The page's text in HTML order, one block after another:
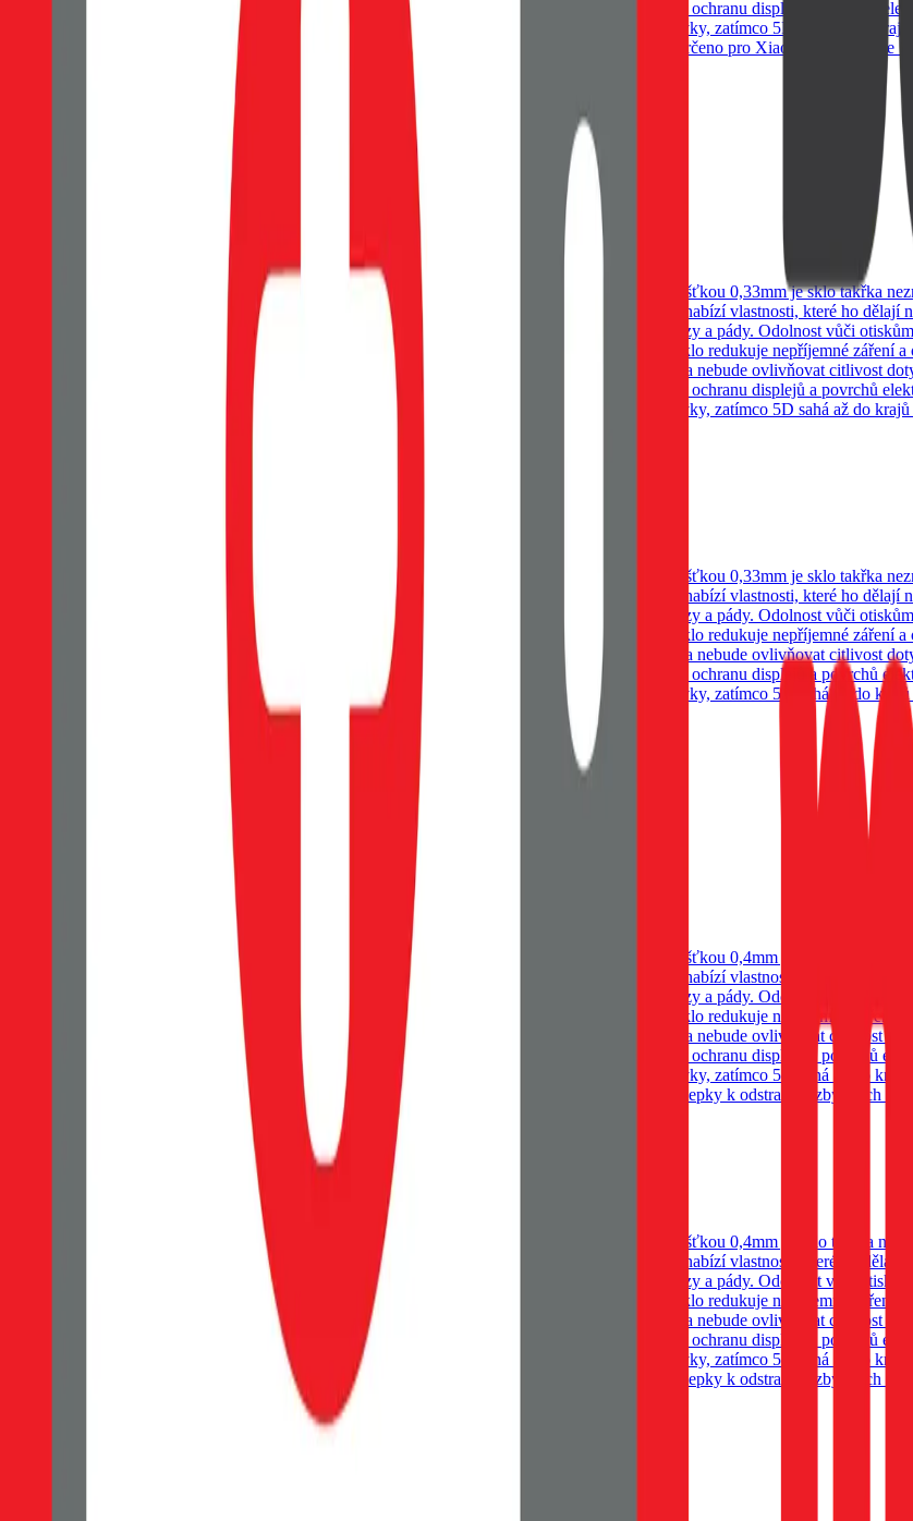
který je odolný vůči poškrábání. Tento termín se používá k popisu materiálů, které jsou vhodné pro ochranu displejů a povrchů
rozsahu zakrytí obrazovky. 2.5D nemá zakřivené hrany na obvodu a pokrývá plochou část obrazovky, zatímco 5D sahá až do
dokonalé vyčištění displeje - hadřík z mikrovlákna - samolepky k odstranění zbývajích nečistot - Určeno pro Xiaomi Redmi Note
OBAL:ME 2.5D Tvrzené Sklo pro Xiaomi Redmi Note 15 Pro 5G Clear
OBAL:ME tvrzené sklo je klíčovým prvkem k dlouhé životnosti a ochrany vašeho telefonu. S tloušťkou 0,33mm je sklo takřka
množství lepidla na vnitřní straně zajišťuje velmi snadnou a rychlou instalaci. Naše sklo na telefon nabízí vlastnosti, které ho
ochránilo Vaši obrazovku jak při běžném používaní, tak před nečekanými událostmi jako jsou nárazy a pády. Odolnost vůči
minimalizované otisky prstů. Ochrana očí Chráníme nejen váš telefon, ale i vaše oči. OBAL:ME sklo redukuje nepříjemné záření
rovnoměrnému a pevnému přilnutí na obrazovku si můžete být jisti, že sklo zůstane na svém místě a nebude ovlivňovat citlivost
který je odolný vůči poškrábání. Tento termín se používá k popisu materiálů, které jsou vhodné pro ochranu displejů a povrchů
rozsahu zakrytí obrazovky. 2.5D nemá zakřivené hrany na obvodu a pokrývá plochou část obrazovky, zatímco 5D sahá až do
OBAL:ME tvrzené sklo je klíčovým prvkem k dlouhé životnosti a ochrany vašeho telefonu. S tloušťkou 0,33mm je sklo takřka
množství lepidla na vnitřní straně zajišťuje velmi snadnou a rychlou instalaci. Naše sklo na telefon nabízí vlastnosti, které ho
ochránilo Vaši obrazovku jak při běžném používaní, tak před nečekanými událostmi jako jsou nárazy a pády. Odolnost vůči
minimalizované otisky prstů. Ochrana očí Chráníme nejen váš telefon, ale i vaše oči. OBAL:ME sklo redukuje nepříjemné záření
rovnoměrnému a pevnému přilnutí na obrazovku si můžete být jisti, že sklo zůstane na svém místě a nebude ovlivňovat citlivost
který je odolný vůči poškrábání. Tento termín se používá k popisu materiálů, které jsou vhodné pro ochranu displejů a povrchů
rozsahu zakrytí obrazovky. 2.5D nemá zakřivené hrany na obvodu a pokrývá plochou část obrazovky, zatímco 5D sahá až do
dokonalé vyčištění displeje - hadřík z mikrovlákna - samolepky k odstranění zbývajích nečistot
OBAL:ME 5D Tvrzené Sklo pro Honor 90 Lite Black
OBAL:ME tvrzené sklo je klíčovým prvkem k dlouhé životnosti a ochrany vašeho telefonu. S tloušťkou 0,4mm je sklo takřka
množství lepidla na vnitřní straně zajišťuje velmi snadnou a rychlou instalaci. Naše sklo na telefon nabízí vlastnosti, které ho
ochránilo Vaši obrazovku jak při běžném používaní, tak před nečekanými událostmi jako jsou nárazy a pády. Odolnost vůči
minimalizované otisky prstů. Ochrana očí Chráníme nejen váš telefon, ale i vaše oči. OBAL:ME sklo redukuje nepříjemné záření
rovnoměrnému a pevnému přilnutí na obrazovku si můžete být jisti, že sklo zůstane na svém místě a nebude ovlivňovat citlivost
který je odolný vůči poškrábání. Tento termín se používá k popisu materiálů, které jsou vhodné pro ochranu displejů a povrchů
rozsahu zakrytí obrazovky. 2.5D nemá zakřivené hrany na obvodu a pokrývá plochou část obrazovky, zatímco 5D sahá až do
sklo OBAL:ME - vlhčený ubrousek pro dokonalé vyčištění displeje - hadřík z mikrovlákna - samolepky k odstranění zbývajích
OBAL:ME 5D Tvrzené Sklo pro Honor 90 Lite Black
OBAL:ME tvrzené sklo je klíčovým prvkem k dlouhé životnosti a ochrany vašeho telefonu. S tloušťkou 0,4mm je sklo takřka
množství lepidla na vnitřní straně zajišťuje velmi snadnou a rychlou instalaci. Naše sklo na telefon nabízí vlastnosti, které ho
ochránilo Vaši obrazovku jak při běžném používaní, tak před nečekanými událostmi jako jsou nárazy a pády. Odolnost vůči
minimalizované otisky prstů. Ochrana očí Chráníme nejen váš telefon, ale i vaše oči. OBAL:ME sklo redukuje nepříjemné záření
rovnoměrnému a pevnému přilnutí na obrazovku si můžete být jisti, že sklo zůstane na svém místě a nebude ovlivňovat citlivost
který je odolný vůči poškrábání. Tento termín se používá k popisu materiálů, které jsou vhodné pro ochranu displejů a povrchů
rozsahu zakrytí obrazovky. 2.5D nemá zakřivené hrany na obvodu a pokrývá plochou část obrazovky, zatímco 5D sahá až do
sklo OBAL:ME - vlhčený ubrousek pro dokonalé vyčištění displeje - hadřík z mikrovlákna - samolepky k odstranění zbývajích